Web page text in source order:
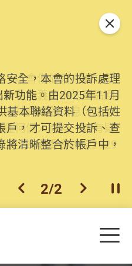
安全，本會的投訴處理
功能。由2025年11月
基本聯絡資料（包括姓
戶，才可提交投訴、查
清晰整合於帳戶中，
上一個
2/2 下一個開
關閉
目